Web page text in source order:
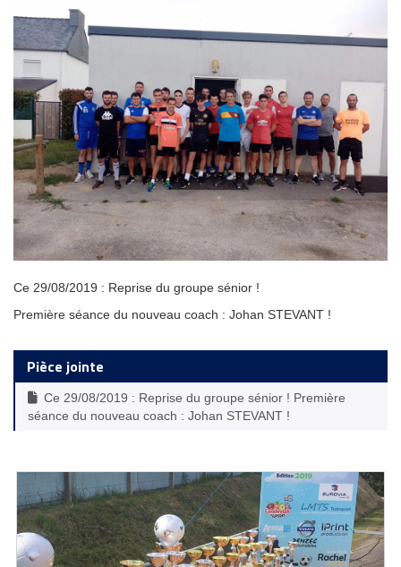
Ce 29/08/2019 : Reprise du groupe sénior !
Première séance du nouveau coach : Johan STEVANT !
Pièce jointe
Ce 29/08/2019 : Reprise du groupe sénior ! Première
séance du nouveau coach : Johan STEVANT !